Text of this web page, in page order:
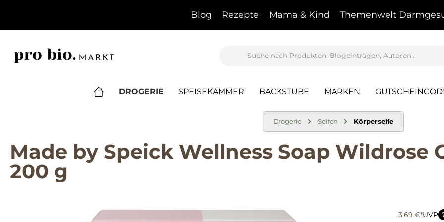
Blog Rezepte Mama & Kind Themenwelt
DROGERIE SPEISEKAMMER BACKSTUBE MARKEN
Drogerie Seifen Körperseife
Made by Speick Wellness Soap Wildrose
200 g
Bildergalerie überspringen 3,69 €*UVP